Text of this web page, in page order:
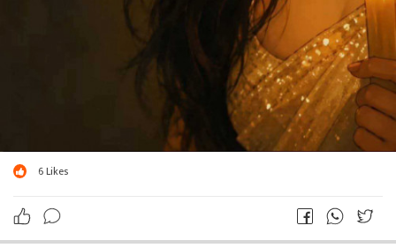
6Likes